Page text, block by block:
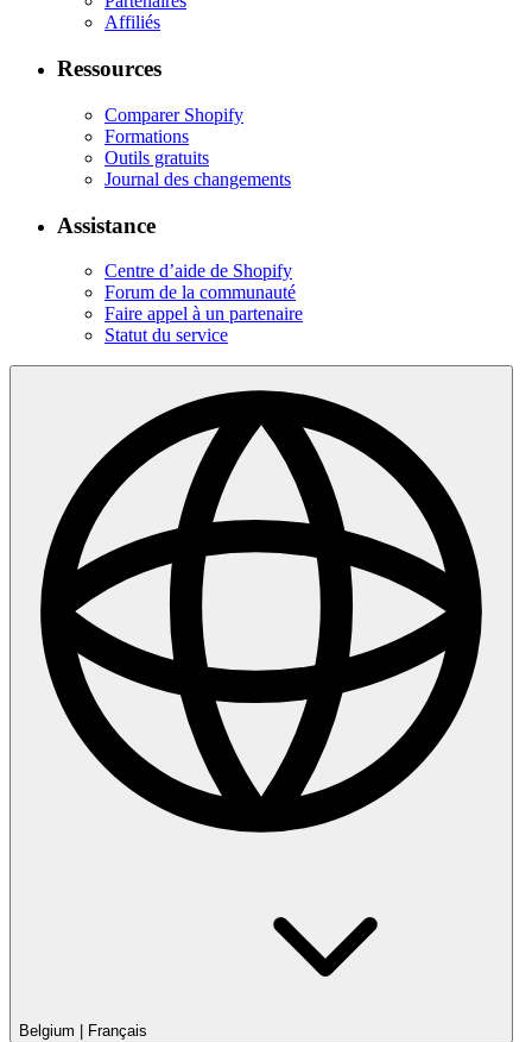
Affiliés
Ressources
Comparer Shopify
Formations
Outils gratuits
Journal des changements
Assistance
Centre d’aide de Shopify
Forum de la communauté
Faire appel à un partenaire
Statut du service
Belgium Français